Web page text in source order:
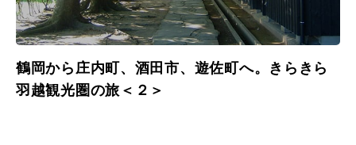
鶴岡から庄内町、酒田市、遊佐町へ。きらきら
羽越観光圏の旅＜２＞